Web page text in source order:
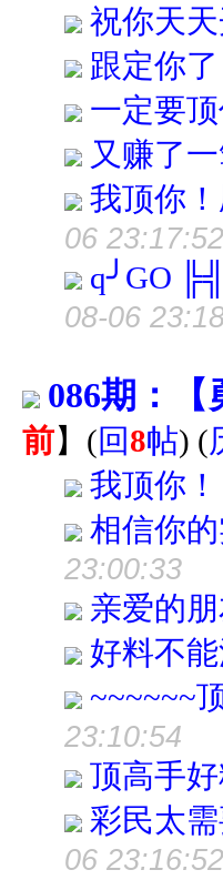
祝你天
跟定你了
一定要
又赚了
我顶你
06 23:17:52
q╯GO
08-06
086期：
前】 (回8帖) (
我顶你！
相信你
23:00:33
亲爱的
好料不
~~~~~~
23:10:54
顶高手
彩民太
06 23:16:52